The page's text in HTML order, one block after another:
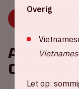
Alles
Overig
Let op: